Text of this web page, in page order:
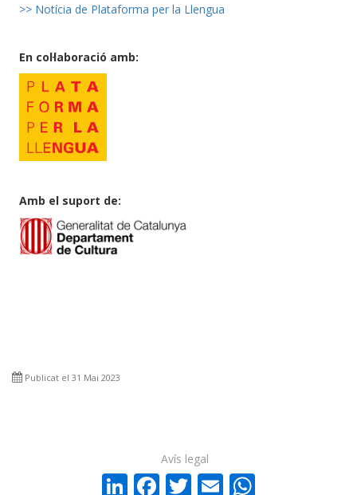
>> Notícia de Plataforma per la Llengua
En col·laboració amb:
Amb el suport de:
Publicat el 31 Mai 2023
LinkedIn
Facebook
Twitter
Email
Avís legal